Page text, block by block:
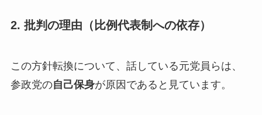
2. 批判の理由（比例代表制への依存）
この方針転換について、話している元党員らは、
参政党の自己保身が原因であると見ています。